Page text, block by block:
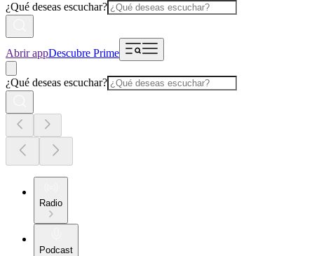
¿Qué deseas escuchar?
Abrir appDescubre Prime
¿Qué deseas escuchar?
Radio
Podcast